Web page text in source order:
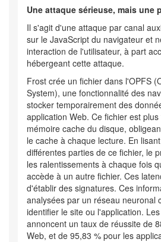
Une attaque sérieuse, mais une
Il s'agit d'une attaque par canal
sur le JavaScript du navigateur et
interaction de l'utilisateur, à part
hébergeant cette attaque.
Frost crée un fichier dans l'OPFS
System), une fonctionnalité des
stocker temporairement des
application Web. Ce fichier est
mémoire cache du disque,
le cache à chaque lecture. En
différentes parties de ce fichier, le
les ralentissements à chaque fois
accède à un autre fichier. Ces
d'établir des signatures. Ces
analysées par un réseau neuronal
identifier le site ou l'application.
annoncent un taux de réussite de
Web, et de 95,83 % pour les